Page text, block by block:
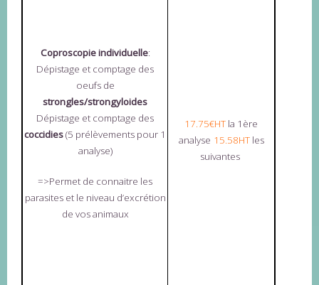
Coproscopie individuelle:
Dépistage et comptage des
oeufs de
strongles/strongyloides
Dépistage et comptage des
coccidies(5 prélèvements pour 1
analyse)
=>Permet de connaitre les
parasites et le niveau d’excrétion
de vos animaux
17.75€HT la 1ère
analyse 15.58HTles
suivantes